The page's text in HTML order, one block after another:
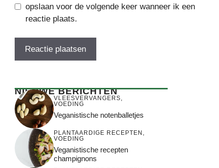
opslaan voor de volgende keer wanneer ik een
reactie plaats.
NIEUWE BERICHTEN
VLEESVERVANGERS,
VOEDING
Veganistische notenballetjes
PLANTAARDIGE RECEPTEN ,
VOEDING
Veganistische recepten
champignons